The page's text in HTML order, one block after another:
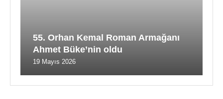
55. Orhan Kemal Roman Armağanı
Ahmet Büke’nin oldu
19 Mayıs 2026